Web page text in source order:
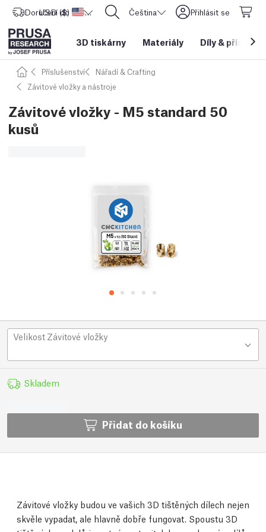
Doručení do Spojené státy americké
USD ($) CORE One L: Nyní skladem! Čeština Přihlásit se
3D tiskárny Materiály Díly &
Příslušenství
Nářadí & Crafting
Závitové vložky a nástroje
Závitové vložky - M5 standard 50
kusů
Velikost Závitové vložky
Skladem
Přidat do košíku
Závitové vložky budou ve vašich 3D tištěných dílech nejen
skvěle vypadat, ale hlavně dobře fungovat. Spoustu 3D